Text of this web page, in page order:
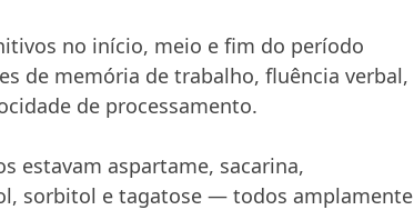
no início, meio e fim do período
de memória de trabalho, fluência verbal,
de processamento.
estavam aspartame, sacarina,
sorbitol e tagatose — todos amplamente